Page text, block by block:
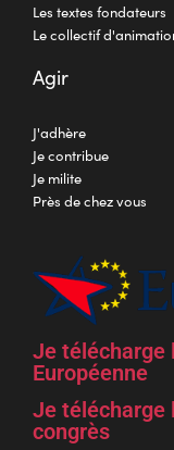
Les textes fondateurs
Le collectif
Agir
J'adhère
Je contribue
Je milite
Près de chez vous
Je télécharge
Européenne
Je télécharge
congrès